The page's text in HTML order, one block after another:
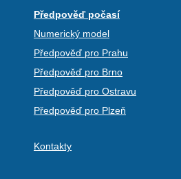
Předpověď počasí
Numerický model
Předpověď pro Prahu
Předpověď pro Brno
Předpověď pro Ostravu
Předpověď pro Plzeň
Kontakty